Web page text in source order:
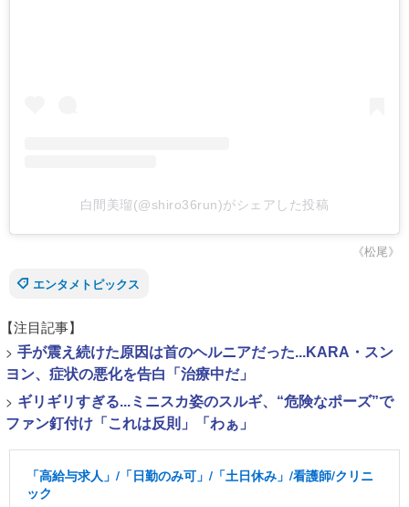
白間美瑠(@shiro36run)がシェアした投稿
《松尾》
エンタメトピックス
【注目記事】
> 手が震え続けた原因は首のヘルニアだった...KARA・スン
ヨン、症状の悪化を告白「治療中だ」
> ギリギリすぎる...ミニスカ姿のスルギ、“危険なポーズ”で
ファン釘付け「これは反則」「わぁ」
「高給与求人」/「日勤のみ可」/「土日休み」/看護師/クリニ
ック